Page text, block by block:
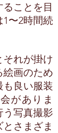
ことを目
〜2時間続
それが掛け
絵画のため
も良い服装
がありま
う写真撮影
さまざま